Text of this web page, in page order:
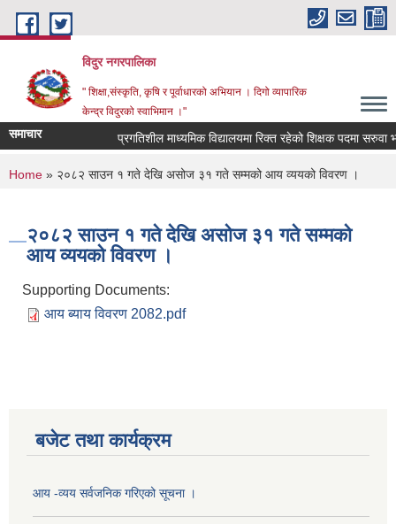
Skip to main content
विदुर नगरपालिका
" शिक्षा,संस्कृति, कृषि र पूर्वाधारको अभियान । दिगो व्यापारिक
केन्द्र विदुरको स्वाभिमान ।"
समाचार प्रगतिशील माध्यमिक विद्यालयमा रिक्त रहेको शिक्षक पदमा सरुवा
You are here
Home » २०८२ साउन १ गते देखि असोज ३१ गते सम्मको आय व्ययको विवरण ।
२०८२ साउन १ गते देखि असोज ३१ गते सम्मको
आय व्ययको विवरण ।
Supporting Documents:
आय ब्याय विवरण 2082.pdf
बजेट तथा कार्यक्रम
आय -व्यय सर्वजनिक गरिएको सूचना ।